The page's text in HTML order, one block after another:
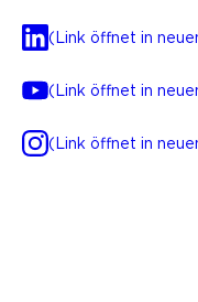
(Link öffnet in
(Link öffnet in
(Link öffnet in